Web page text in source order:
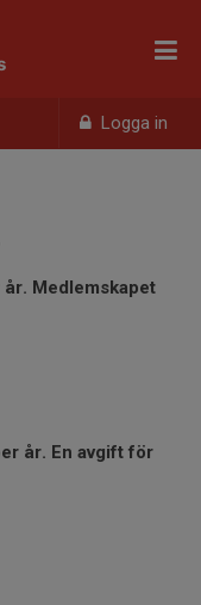
Logga in
Medlemskapet
år. En avgift för